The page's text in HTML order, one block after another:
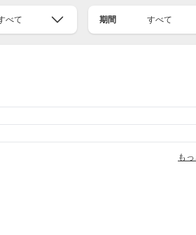
べて 期間 すべて
も